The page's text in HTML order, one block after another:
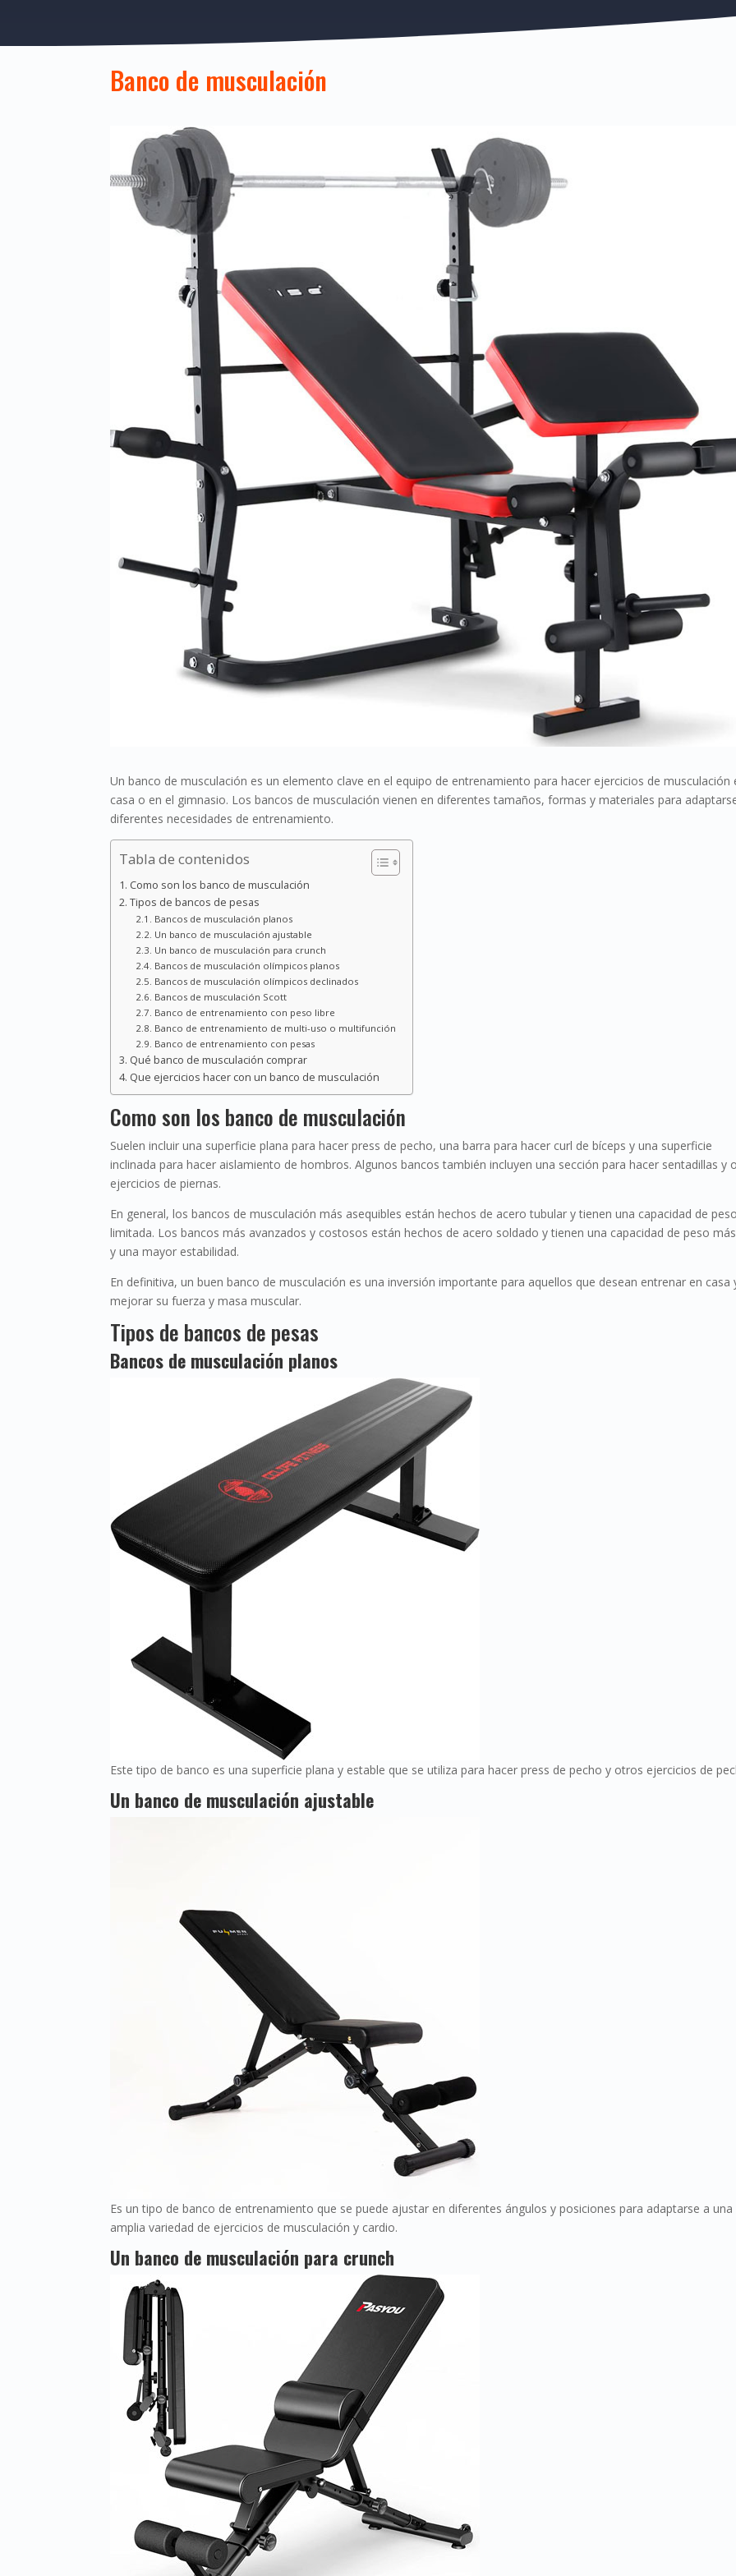
Banco de musculación
Un banco de musculación es un elemento clave en el equipo de entrenamiento para hacer ejercicios de musculación
casa o en el gimnasio. Los bancos de musculación vienen en diferentes tamaños, formas y materiales para
diferentes necesidades de entrenamiento.
Tabla de contenidos
Como son los banco de musculación
Tipos de bancos de pesas
Bancos de musculación planos
Un banco de musculación ajustable
Un banco de musculación para crunch
Bancos de musculación olímpicos planos
Bancos de musculación olímpicos declinados
Bancos de musculación Scott
Banco de entrenamiento con peso libre
Banco de entrenamiento de multi-uso o multifunción
Banco de entrenamiento con pesas
Qué banco de musculación comprar
Que ejercicios hacer con un banco de musculación
Como son los banco de musculación
Suelen incluir una superficie plana para hacer press de pecho, una barra para hacer curl de bíceps y una superficie
inclinada para hacer aislamiento de hombros. Algunos bancos también incluyen una sección para hacer sentadillas y
ejercicios de piernas.
En general, los bancos de musculación más asequibles están hechos de acero tubular y tienen una capacidad de
limitada. Los bancos más avanzados y costosos están hechos de acero soldado y tienen una capacidad de peso
y una mayor estabilidad.
En definitiva, un buen banco de musculación es una inversión importante para aquellos que desean entrenar en casa
mejorar su fuerza y masa muscular.
Tipos de bancos de pesas
Bancos de musculación planos
Este tipo de banco es una superficie plana y estable que se utiliza para hacer press de pecho y otros ejercicios de
Un banco de musculación ajustable
Es un tipo de banco de entrenamiento que se puede ajustar en diferentes ángulos y posiciones para adaptarse a una
amplia variedad de ejercicios de musculación y cardio.
Un banco de musculación para crunch